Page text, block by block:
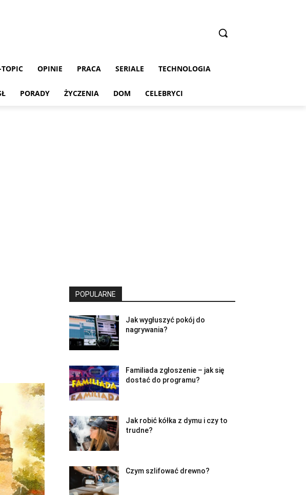
OPINIE PRACA SERIALE TECHNOLOGIA
PORADY ŻYCZENIA DOM CELEBRYCI
POPULARNE
Jak wygłuszyć pokój do
nagrywania?
Familiada zgłoszenie – jak się
dostać do programu?
Jak robić kółka z dymu i czy to
trudne?
Czym szlifować drewno?